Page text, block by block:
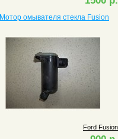
Мотор омывателя стекла Fusion
Ford Fusion